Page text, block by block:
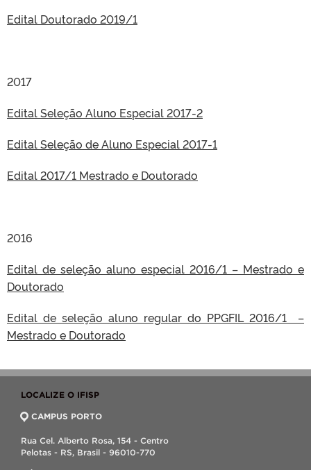
Edital Doutorado 2019/1
2017
Edital Seleção Aluno Especial 2017-2
Edital Seleção de Aluno Especial 2017-1
Edital 2017/1 Mestrado e Doutorado
2016
Edital de seleção aluno especial 2016/1 – Mestrado e
Doutorado
Edital de seleção aluno regular do PPGFIL 2016/1 –
Mestrado e Doutorado
LOCALIZE O IFISP
CAMPUS PORTO
Rua Cel. Alberto Rosa, 154 - Centro
Pelotas - RS, Brasil - 96010-770